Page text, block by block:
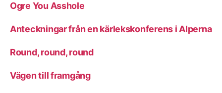
Ogre You Asshole
Anteckningar från en kärlekskonferens i Alperna
Round, round, round
Vägen till framgång